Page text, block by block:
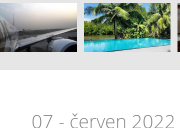
07 - červen 2022